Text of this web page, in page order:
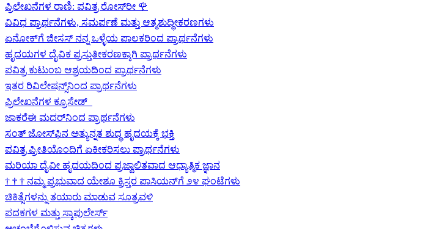
ಪ್ರಿಲೇಖನೆಗಳ ರಾಣಿ: ಪವಿತ್ರ ರೋಸ್‌ರೀ 🌹
ವಿವಿಧ ಪ್ರಾರ್ಥನೆಗಳು, ಸಮರ್ಪಣೆ ಮತ್ತು ಆತ್ಮಶುದ್ಧೀಕರಣಗಳು
ಏನೋಕ್‍ಗೆ ಜೀಸಸ್ ನನ್ನ ಒಳ್ಳೆಯ ಪಾಲಕರಿಂದ ಪ್ರಾರ್ಥನೆಗಳು
ಹೃದಯಗಳ ದೈವಿಕ ಪ್ರಸ್ತುತೀಕರಣಕ್ಕಾಗಿ ಪ್ರಾರ್ಥನೆಗಳು
ಪವಿತ್ರ ಕುಟುಂಬ ಆಶ್ರಯದಿಂದ ಪ್ರಾರ್ಥನೆಗಳು
ಇತರ ರಿವಿಲೇಷನ್ಸ್‌ನಿಂದ ಪ್ರಾರ್ಥನೆಗಳು
ಪ್ರಿಲೇಖನೆಗಳ ಕ್ರೂಸೇಡ್
ಜಾಕರೆಈ ಮದರ್‌ನಿಂದ ಪ್ರಾರ್ಥನೆಗಳು
ಸಂತ್ ಜೋಸ್‌ಫಿನ ಅತ್ಯುನ್ನತ ಶುದ್ಧ ಹೃದಯಕ್ಕೆ ಭಕ್ತಿ
ಪವಿತ್ರ ಪ್ರೀತಿಯೊಂದಿಗೆ ಏಕೀಕರಿಸಲು ಪ್ರಾರ್ಥನೆಗಳು
ಮರಿಯಾ ದೈವೀ ಹೃದಯದಿಂದ ಪ್ರಜ್ವಾಲಿತವಾದ ಆಧ್ಯಾತ್ಮಿಕ ಜ್ಞಾನ
† † † ನಮ್ಮ ಪ್ರಭುವಾದ ಯೇಶೂ ಕ್ರಿಸ್ತರ ಪಾಸಿಯನ್‌ಗೆ ೨೪ ಘಂಟೆಗಳು
ಚಿಕಿತ್ಸೆಗಳನ್ನು ತಯಾರು ಮಾಡುವ ಸೂತ್ರವಳಿ
ಪದಕಗಳ ಮತ್ತು ಸ್ಕಾಪುಲೇರ್ಸ್